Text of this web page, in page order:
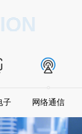
子 网络通信